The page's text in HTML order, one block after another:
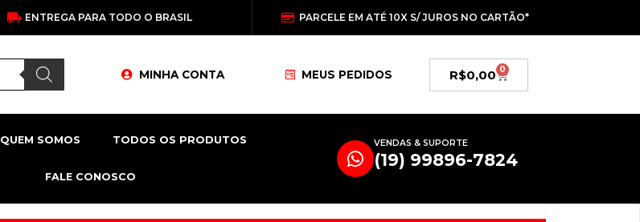
ENTREGA PARA TODO O BRASIL PARCELE EM ATÉ 10X S/ JUROS NO CARTÃO*
MINHA CONTA MEUS PEDIDOS R$0,00 0
Carrinho
QUEM SOMOS TODOS OS PRODUTOS
FALE CONOSCO
VENDAS & SUPORTE
(19) 99896-7824